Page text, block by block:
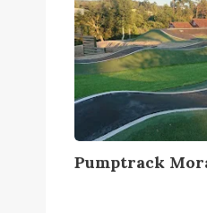
m
p
t
a
k
Pumptrack